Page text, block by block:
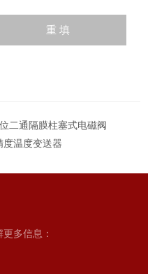
二通隔膜柱塞式电磁阀
温度变送器
多信息：